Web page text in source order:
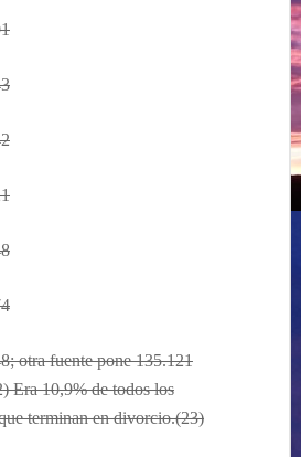
otra fuente pone 135.121
) Era 10,9% de todos los
terminan en divorcio.(23)